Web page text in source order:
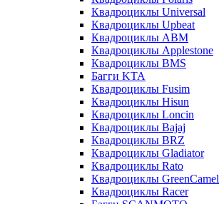
Квадроциклы Universal
Квадроциклы Upbeat
Квадроциклы ABM
Квадроциклы Applestone
Квадроциклы BMS
Багги KTA
Квадроциклы Fusim
Квадроциклы Hisun
Квадроциклы Loncin
Квадроциклы Bajaj
Квадроциклы BRZ
Квадроциклы Gladiator
Квадроциклы Rato
Квадроциклы GreenCamel
Квадроциклы Racer